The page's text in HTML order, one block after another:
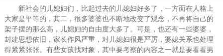
新社会的儿媳妇们，比起过去的儿媳妇好多了，一方面在人格上
大家是平等的，其二，很多婆婆也不断地改变了观念，不再将自己的
架子摆的那么高，儿媳妇的自由度大多了。可是，也还有一些婆婆，
封建思想依旧，家长作风严重，对儿媳妇很是严厉，婆媳关系也处理
得紧紧张张。有些女孩找对象，其中要考察的内容之一就是要看看男